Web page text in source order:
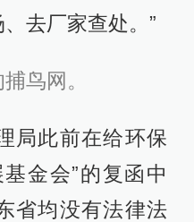
去厂家查处。”
鸟网。
局此前在给环保
金会”的复函中
省均没有法律法